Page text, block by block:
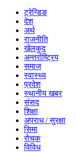
ट्रेन्डिङ
देश
अर्थ
राजनीति
खेलकुद
अन्तर्राष्ट्रिय
समाज
स्वास्थ्य
प्रदेश
स्थानीय खबर
संसद
शिक्षा
अपराध / सुरक्षा
सिमा
रोचक
विविध